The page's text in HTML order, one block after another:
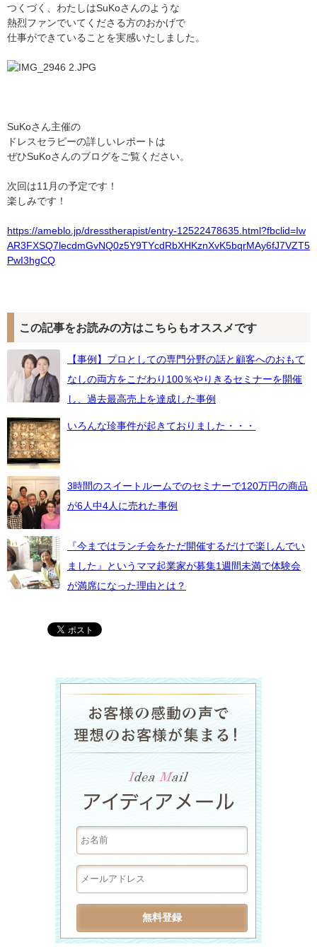
つくづく、わたしはSuKoさんのような
熱烈ファンでいてくださる方のおかげで
仕事ができていることを実感いたしました。
SuKoさん主催の
ドレスセラピーの詳しいレポートは
ぜひSuKoさんのブログをご覧ください。
次回は11月の予定です！
楽しみです！
https://ameblo.jp/dresstherapist/entry-12522478635.html?fbclid=Iw
AR3FXSQ7lecdmGvNQ0z5Y9TYcdRbXHKznXvK5bqrMAy6fJ7VZT5
PwI3hgCQ
この記事をお読みの方はこちらもオススメです
【事例】プロとしての専門分野の話と顧客へのおもて
なしの両方をこだわり100％やりきるセミナーを開催
し、過去最高売上を達成した事例
いろんな珍事件が起きておりました・・・
3時間のスイートルームでのセミナーで120万円の商品
が6人中4人に売れた事例
『今まではランチ会をただ開催するだけで楽しんでい
ました』というママ起業家が募集1週間未満で体験会
が満席になった理由とは？